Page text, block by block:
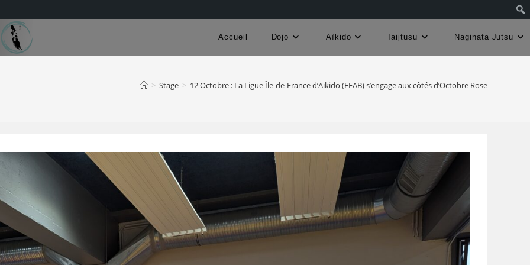
Accueil Dojo Aïkido Iaijtusu Naginata Jutsu
> Stage > 12 Octobre : La Ligue Île-de-France d’Aïkido (FFAB) s’engage aux côtés d’Octobre Rose